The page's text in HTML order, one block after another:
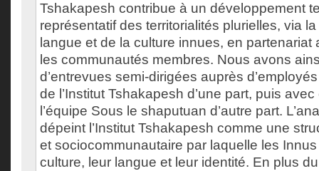
Tshakapesh contribue à un développement
représentatif des territorialités plurielles, via
langue et de la culture innues, en partenariat
les communautés membres. Nous avons
d’entrevues semi-dirigées auprès
de l’Institut Tshakapesh d’une part, puis
l’équipe Sous le shaputuan d’autre part.
dépeint l’Institut Tshakapesh comme une
et sociocommunautaire par laquelle les
culture, leur langue et leur identité. En plus